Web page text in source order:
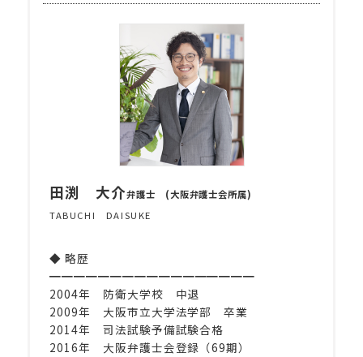
田渕 大介弁護士 (大阪弁護士会所属)
TABUCHI DAISUKE
◆ 略歴
━━━━━━━━━━━━━━━━━
2004年 防衛大学校 中退
2009年 大阪市立大学法学部 卒業
2014年 司法試験予備試験合格
2016年 大阪弁護士会登録（69期）